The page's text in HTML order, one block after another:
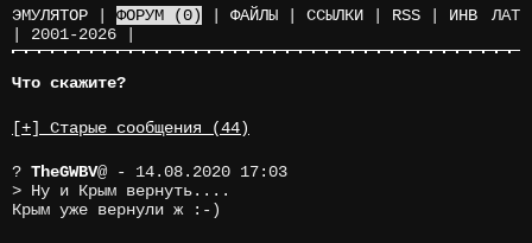
ЛАТ
ЭМУЛЯТОР ФОРУМ (0) ФАЙЛЫ ССЫЛКИ RSS
ИНВ
2001-2026
Что скажите?
[+] Старые сообщения (44)
? TheGWBV@ - 14.08.2020 17:03
> Ну и Крым вернуть....
Крым уже вернули ж :-)